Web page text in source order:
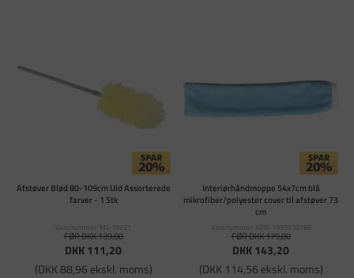
Afstøver Blød 80-109cm Uld Assorterede
farver - 1 Stk
Varenummer: ML-16221
FØR DKK 139,00
DKK 111,20
(DKK 88,96 ekskl. moms)
Interiørhåndmoppe 54x7cm blå
mikrofiber/polyester cover til afstøver 73
cm
Varenummer: ABN-1999910788
FØR DKK 179,00
DKK 143,20
(DKK 114,56 ekskl. moms)